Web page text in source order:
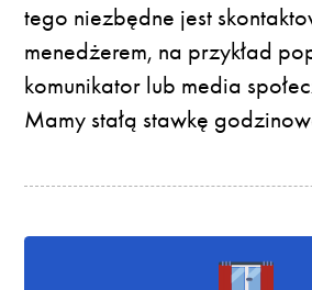
tego niezbędne jest
menedżerem, na przykład
komunikator lub media
Mamy stałą stawkę